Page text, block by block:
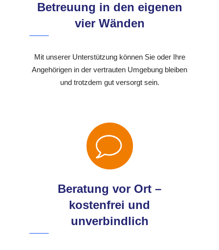
Betreuung in den eigenen
vier Wänden
Mit unserer Unterstützung können Sie oder Ihre
Angehörigen in der vertrauten Umgebung bleiben
und trotzdem gut versorgt sein.
Beratung vor Ort –
kostenfrei und
unverbindlich